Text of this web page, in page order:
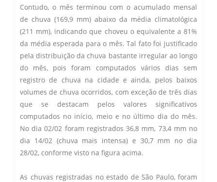
Estações do Ano
Contudo, o mês terminou com o acumulado mensal
de chuva (169,9 mm) abaixo da média climatológica
(211 mm), indicando que choveu o equivalente a 81%
da média esperada para o mês. Tal fato foi justificado
pela distribuição da chuva bastante irregular ao longo
do mês, pois foram computados vários dias sem
registro de chuva na cidade e ainda, pelos baixos
volumes de chuva ocorridos, com exceção de três dias
que se destacam pelos valores significativos
computados no início, meio e no último dia do mês.
No dia 02/02 foram registrados 36,8 mm, 73,4 mm no
dia 14/02 (chuva mais intensa) e 30,7 mm no dia
28/02, conforme visto na figura acima.
As chuvas registradas no estado de São Paulo, foram